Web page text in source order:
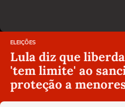
ELEIÇÕES
Lula diz que
'tem limite' ao
proteção a